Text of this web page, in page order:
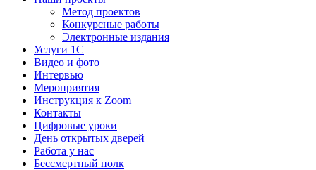
Метод проектов
Конкурсные работы
Электронные издания
Услуги 1C
Видео и фото
Интервью
Мероприятия
Инструкция к Zoom
Контакты
Цифровые уроки
День открытых дверей
Работа у нас
Бессмертный полк